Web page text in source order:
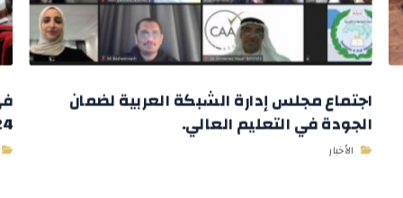
اجتماع مجلس إدارة الشبكة العربية لضمان
الجودة في التعليم العالي.
الأخبار
2024